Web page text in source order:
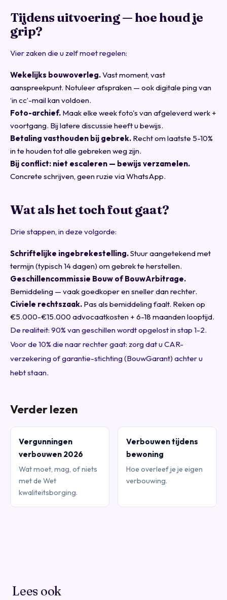
Tijdens uitvoering — hoe houd je
grip?
Vier zaken die u zelf moet regelen:
Wekelijks bouwoverleg.Vast moment, vast
aanspreekpunt. Notuleer afspraken — ook digitale ping van
‘in cc’-mail kan voldoen.
Foto-archief. Maak elke week foto's van afgeleverd werk +
voortgang. Bij latere discussie heeft u bewijs.
Betaling vasthouden bij gebrek. Recht om laatste 5-10%
in te houden tot alle gebreken weg zijn.
Bij conflict: niet escaleren — bewijs verzamelen.
Concrete schrijven, geen ruzie via WhatsApp.
Wat als het toch fout gaat?
Drie stappen, in deze volgorde:
Schriftelijke ingebrekestelling.Stuur aangetekend met
termijn (typisch 14 dagen) om gebrek te herstellen.
Geschillencommissie Bouw of BouwArbitrage.
Bemiddeling — vaak goedkoper en sneller dan rechter.
Civiele rechtszaak. Pas als bemiddeling faalt. Reken op
€5.000-€15.000 advocaatkosten + 6-18 maanden looptijd.
De realiteit: 90% van geschillen wordt opgelost in stap 1-2.
Voor de 10% die naar rechter gaat: zorg dat u CAR-
verzekering of garantie-stichting (BouwGarant) achter u
hebt staan.
Verder lezen
Vergunningen
verbouwen 2026
Wat moet, mag, of niets
met de Wet
kwaliteitsborging.
Verbouwen tijdens
bewoning
Hoe overleef je je eigen
verbouwing.
Lees ook